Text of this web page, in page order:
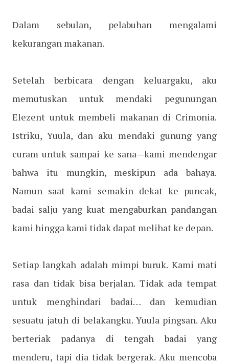
Dalam sebulan, pelabuhan mengalami
kekurangan makanan.
Setelah berbicara dengan keluargaku, aku
memutuskan untuk mendaki pegunungan
Elezent untuk membeli makanan di Crimonia.
Istriku, Yuula, dan aku mendaki gunung yang
curam untuk sampai ke sana—kami mendengar
bahwa itu mungkin, meskipun ada bahaya.
Namun saat kami semakin dekat ke puncak,
badai salju yang kuat mengaburkan pandangan
kami hingga kami tidak dapat melihat ke depan.
Setiap langkah adalah mimpi buruk. Kami mati
rasa dan tidak bisa berjalan. Tidak ada tempat
untuk menghindari badai… dan kemudian
sesuatu jatuh di belakangku. Yuula pingsan. Aku
berteriak padanya di tengah badai yang
menderu, tapi dia tidak bergerak. Aku mencoba